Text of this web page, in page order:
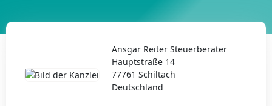
Ansgar Reiter Steuerberater
Hauptstraße 14
77761 Schiltach
Deutschland